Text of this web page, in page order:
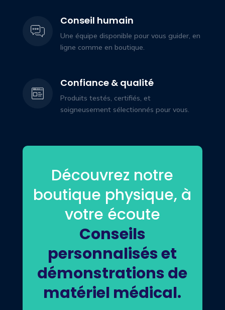
Conseil humain
Une équipe disponible pour vous guider, en
ligne comme en boutique.
Confiance & qualité
Produits testés, certifiés, et
soigneusement sélectionnés pour vous.
Découvrez notre
boutique physique, à
votre écoute
Conseils
personnalisés et
démonstrations de
matériel médical.